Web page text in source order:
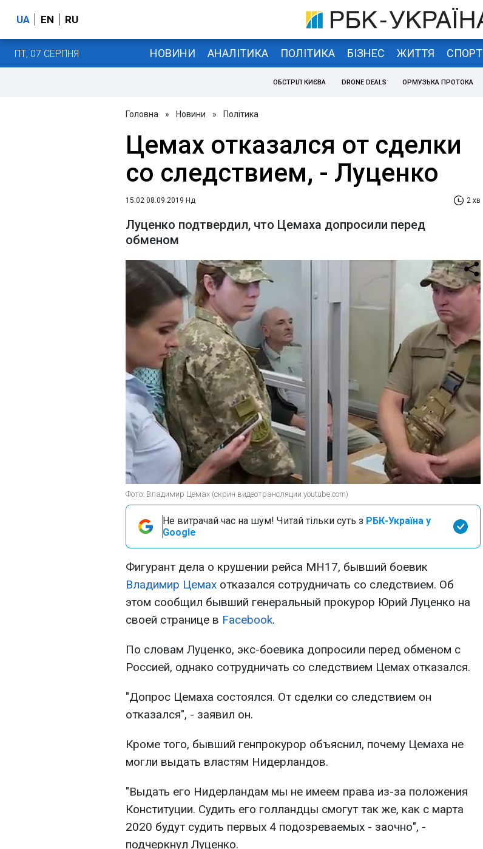
UA EN RU
ПТ, 07 СЕРПНЯ НОВИНИ АНАЛІТИКА ПОЛІТИКА БІЗНЕС ЖИТТЯ СПОРТ
ОБСТРІЛ КИЄВА DRONE DEALS ОРМУЗЬКА ПРОТОКА
Головна » Новини » Політика
Цемах отказался от сделки
со следствием, - Луценко
15:02 08.09.2019 Нд 2 хв
Луценко подтвердил, что Цемаха допросили перед
обменом
Фото: Владимир Цемах (скрин видеотрансляции youtube.com)
Не витрачай час на шум! Читай тільки суть з РБК-Україна у
Google
Фигурант дела о крушении рейса MH17, бывший боевик
Владимир Цемах отказался сотрудничать со следствием. Об
этом сообщил бывший генеральный прокурор Юрий Луценко на
своей странице в Facebook.
По словам Луценко, экс-боевика допросили перед обменом с
Россией, однако сотрудничать со следствием Цемах отказался.
"Допрос Цемаха состоялся. От сделки со следствием он
отказался", - заявил он.
Кроме того, бывший генпрокурор объяснил, почему Цемаха не
могли выдать властям Нидерландов.
"Выдать его Нидерландам мы не имеем права из-за положения
Конституции. Судить его голландцы смогут так же, как с марта
2020 будут судить первых 4 подозреваемых - заочно", -
подчеркнул Луценко.